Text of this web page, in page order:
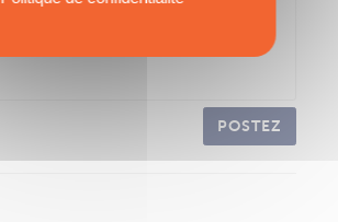
POSTEZ